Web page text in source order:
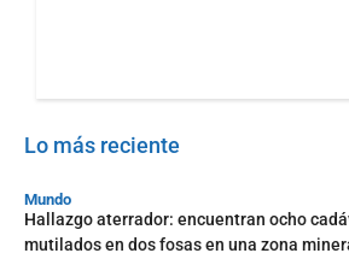
Lo más reciente
Mundo
Hallazgo aterrador: encuentran ocho
mutilados en dos fosas en una zona